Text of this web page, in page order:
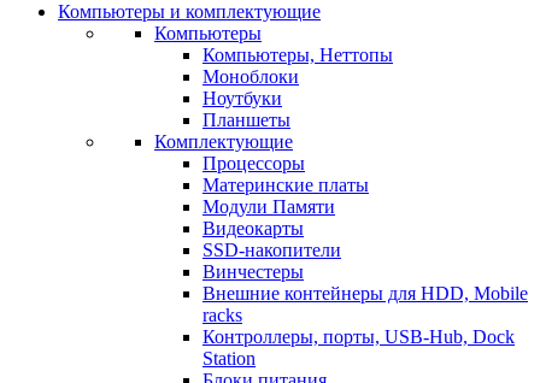
Компьютеры и комплектующие
Компьютеры
Компьютеры, Неттопы
Моноблоки
Ноутбуки
Планшеты
Комплектующие
Процессоры
Материнские платы
Модули Памяти
Видеокарты
SSD-накопители
Винчестеры
Внешние контейнеры для HDD, Mobile
racks
Контроллеры, порты, USB-Hub, Dock
Station